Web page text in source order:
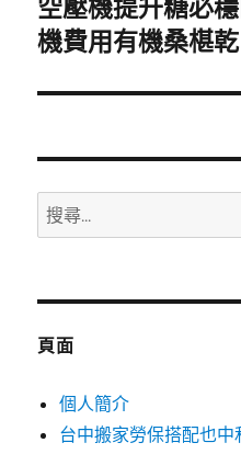
下
一
文
空壓機提升糖必
機費用有機桑椹乾
搜
尋
鍵
頁面
個人簡介
台中搬家勞保搭配也